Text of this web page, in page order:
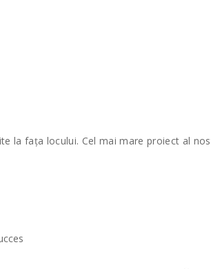
la fața locului. Cel mai mare proiect al